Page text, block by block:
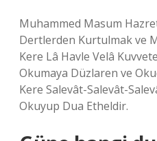
Muhammed Masum
Dertlerden Kurtulmak ve
Kere Lâ Havle Velâ
Okumaya Düzlaren ve
Kere Salevât-Salevât-
Okuyup Dua Etheldir.